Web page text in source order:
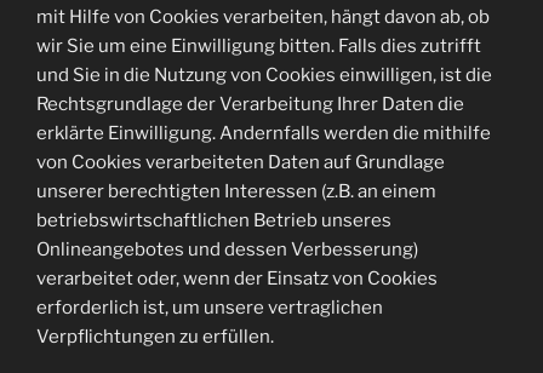
mit Hilfe von Cookies verarbeiten, hängt davon ab, ob
wir Sie um eine Einwilligung bitten. Falls dies zutrifft
und Sie in die Nutzung von Cookies einwilligen, ist die
Rechtsgrundlage der Verarbeitung Ihrer Daten die
erklärte Einwilligung. Andernfalls werden die mithilfe
von Cookies verarbeiteten Daten auf Grundlage
unserer berechtigten Interessen (z.B. an einem
betriebswirtschaftlichen Betrieb unseres
Onlineangebotes und dessen Verbesserung)
verarbeitet oder, wenn der Einsatz von Cookies
erforderlich ist, um unsere vertraglichen
Verpflichtungen zu erfüllen.